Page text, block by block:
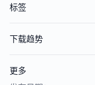
标签
下载趋势
更多